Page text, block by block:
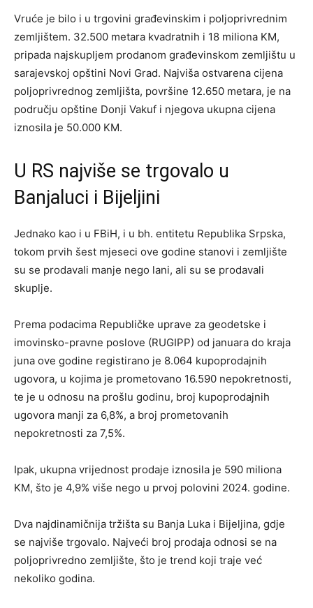
Vruće je bilo i u trgovini građevinskim i poljoprivrednim
zemljištem. 32.500 metara kvadratnih i 18 miliona KM,
pripada najskupljem prodanom građevinskom zemljištu u
sarajevskoj opštini Novi Grad. Najviša ostvarena cijena
poljoprivrednog zemljišta, površine 12.650 metara, je na
području opštine Donji Vakuf i njegova ukupna cijena
iznosila je 50.000 KM.
U RS najviše se trgovalo u
Banjaluci i Bijeljini
Jednako kao i u FBiH, i u bh. entitetu Republika Srpska,
tokom prvih šest mjeseci ove godine stanovi i zemljište
su se prodavali manje nego lani, ali su se prodavali
skuplje.
Prema podacima Republičke uprave za geodetske i
imovinsko-pravne poslove (RUGIPP) od januara do kraja
juna ove godine registirano je 8.064 kupoprodajnih
ugovora, u kojima je prometovano 16.590 nepokretnosti,
te je u odnosu na prošlu godinu, broj kupoprodajnih
ugovora manji za 6,8%, a broj prometovanih
nepokretnosti za 7,5%.
Ipak, ukupna vrijednost prodaje iznosila je 590 miliona
KM, što je 4,9% više nego u prvoj polovini 2024. godine.
Dva najdinamičnija tržišta su Banja Luka i Bijeljina, gdje
se najviše trgovalo. Najveći broj prodaja odnosi se na
poljoprivredno zemljište, što je trend koji traje već
nekoliko godina.